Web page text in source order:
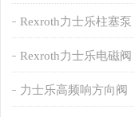
Rexroth力士乐柱塞泵
Rexroth力士乐电磁阀
力士乐高频响方向阀